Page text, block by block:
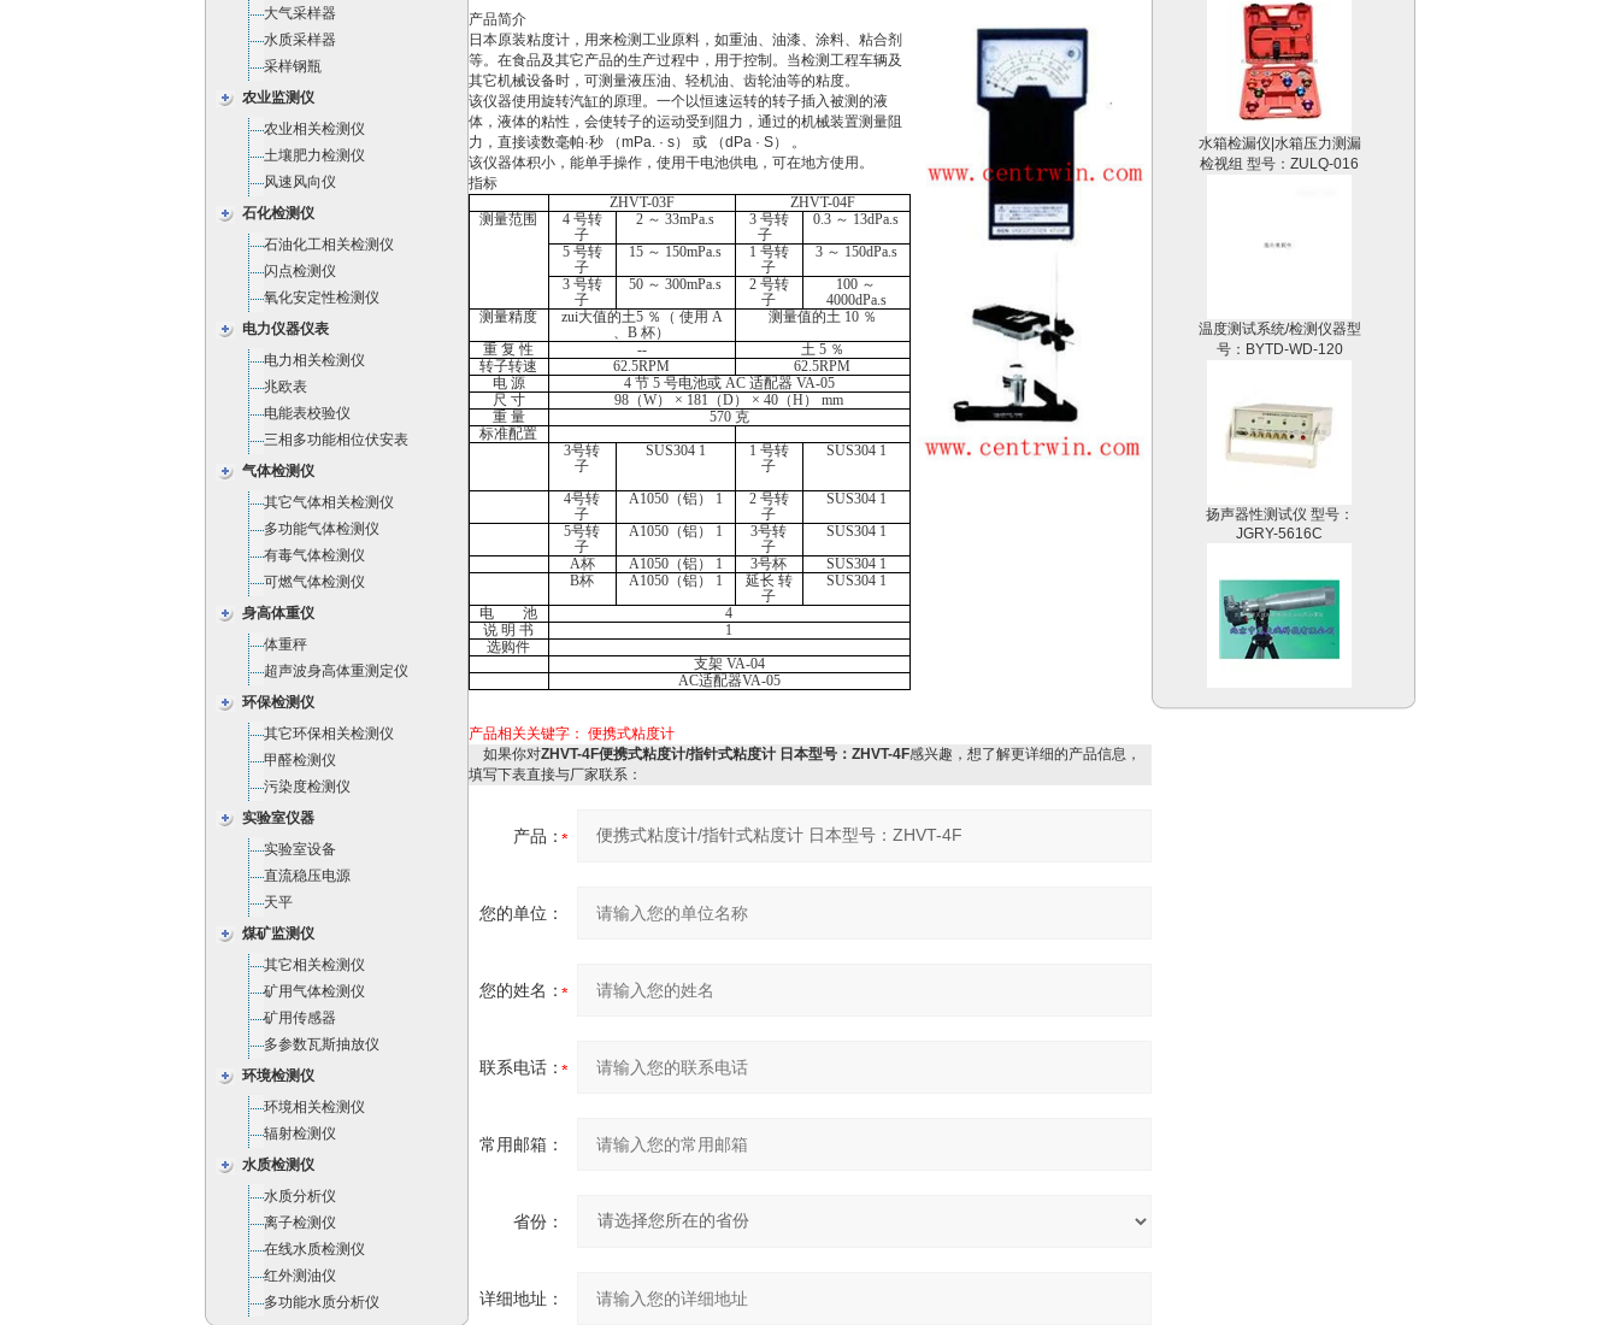
大气采样器
水质采样器
采样钢瓶
农业监测仪
农业相关检测仪
土壤肥力检测仪
风速风向仪
石化检测仪
石油化工相关检测仪
闪点检测仪
氧化安定性检测仪
电力仪器仪表
电力相关检测仪
兆欧表
电能表校验仪
三相多功能相位伏安表
气体检测仪
其它气体相关检测仪
多功能气体检测仪
有毒气体检测仪
可燃气体检测仪
身高体重仪
体重秤
超声波身高体重测定仪
环保检测仪
其它环保相关检测仪
甲醛检测仪
污染度检测仪
实验室仪器
实验室设备
直流稳压电源
天平
煤矿监测仪
其它相关检测仪
矿用气体检测仪
矿用传感器
多参数瓦斯抽放仪
环境检测仪
环境相关检测仪
辐射检测仪
水质检测仪
水质分析仪
离子检测仪
在线水质检测仪
红外测油仪
多功能水质分析仪
产品简介
日本原装粘度计，用来检测工业原料，如重油、油漆、涂料、粘合剂
等。在食品及其它产品的生产过程中，用于控制。当检测工程车辆及
其它机械设备时，可测量液压油、轻机油、齿轮油等的粘度。
该仪器使用旋转汽缸的原理。一个以恒速运转的转子插入被测的液
体，液体的粘性，会使转子的运动受到阻力，通过的机械装置测量阻
力，直接读数毫帕·秒 （mPa. · s） 或 （dPa · S） 。
该仪器体积小，能单手操作，使用干电池供电，可在地方使用。
指标
ZHVT-03F
ZHVT-04F
测量范围
4 号转
子
2 ～ 33mPa.s 3 号转
子
0.3 ～ 13dPa.s
5 号转
子
15 ～ 150mPa.s 1 号转
子
3 ～ 150dPa.s
3 号转
子
50 ～ 300mPa.s 2 号转
子
100 ～
4000dPa.s
测量精度
zui大值的土5 ％ （ 使用 A
、 B 杯）
测量值的土10 ％
重 复 性
-- 土5 ％
转子转速
62.5RPM
62.5RPM
电 源
4 节5 号电池或AC 适配器VA-05
尺 寸
98（W） × 181（D） × 40（H） mm
重 量
570 克
标准配置
3号转
子
SUS304 1 1 号转
子
SUS304 1
4号转
子
A1050（铝 ） 1 2 号转
子
SUS304 1
5号转
子
A1050（铝 ） 1 3号转
子
SUS304 1
A杯 A1050（铝 ） 1 3号杯
SUS304 1
B杯 A1050（铝 ） 1
延长 转
子
SUS304 1
电 池
4
说 明 书
1
选购件
支架VA-04
AC适配器VA-05
产品相关关键字： 便携式粘度计
如果你对ZHVT-4F便携式粘度计/指针式粘度计 日本型号：ZHVT-4F感兴趣，想了解更详细的产品信息，
填写下表直接与厂家联系：
产品：
您的单位：
您的姓名：
联系电话：
常用邮箱：
省份：
详细地址：
水箱检漏仪|水箱压力测漏
检视组 型号：ZULQ-016
号：BYTD-WD-120
JGRY-5616C